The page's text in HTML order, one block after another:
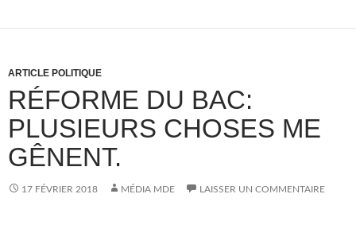
ARTICLE POLITIQUE
RÉFORME DU BAC:
PLUSIEURS CHOSES ME
GÊNENT.
17 FÉVRIER 2018 MÉDIA MDE LAISSER UN COMMENTAIRE